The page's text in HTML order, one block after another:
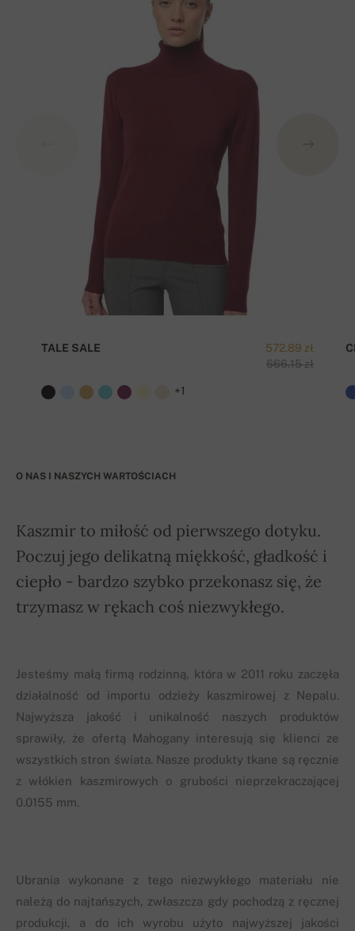
572.89 zł
666.15 zł
TALE SALE
+1
O NAS I NASZYCH WARTOŚCIACH
Kaszmir to miłość od pierwszego dotyku.
Poczuj jego delikatną miękkość, gładkość i
ciepło - bardzo szybko przekonasz się, że
trzymasz w rękach coś niezwykłego.
Jesteśmy małą firmą rodzinną, która w 2011 roku zaczęła
działalność od importu odzieży kaszmirowej z Nepalu.
Najwyższa jakość i unikalność naszych produktów
sprawiły, że ofertą Mahogany interesują się klienci ze
wszystkich stron świata. Nasze produkty tkane są ręcznie
z włókien kaszmirowych o grubości nieprzekraczającej
0.0155 mm.
Ubrania wykonane z tego niezwykłego materiału nie
należą do najtańszych, zwłaszcza gdy pochodzą z ręcznej
produkcji, a do ich wyrobu użyto najwyższej jakości